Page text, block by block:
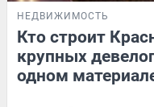
НЕДВИЖИМОСТЬ
Кто строит
крупных
одном